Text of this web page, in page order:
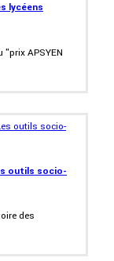
lycéens
APSYEN
outils socio-
des